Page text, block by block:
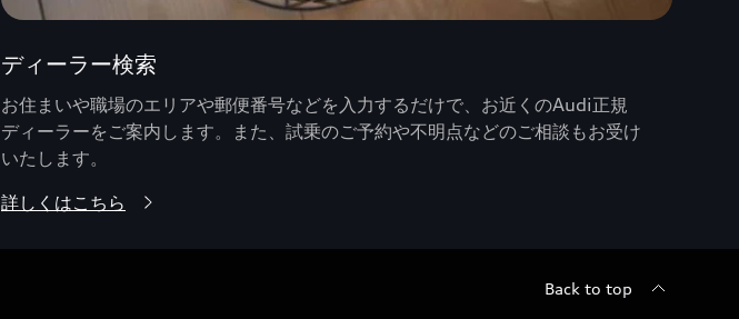
ディーラー検索
お住まいや職場のエリアや郵便番号などを入力するだけで、お近くのAudi正規
ディーラーをご案内します。また、試乗のご予約や不明点などのご相談もお受け
いたします。
詳しくはこちら
Back to top